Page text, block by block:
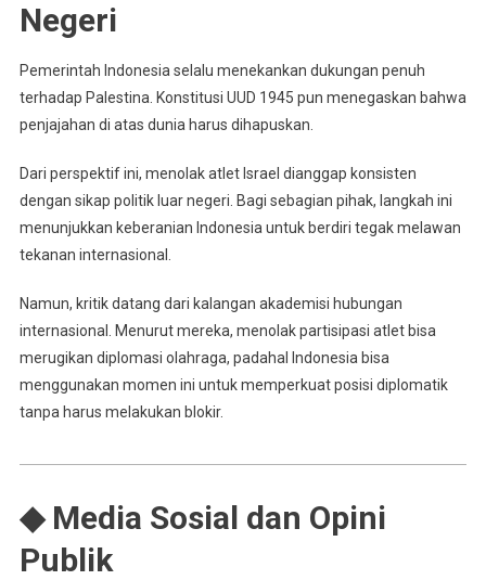
Negeri
Pemerintah Indonesia selalu menekankan dukungan penuh
terhadap Palestina. Konstitusi UUD 1945 pun menegaskan bahwa
penjajahan di atas dunia harus dihapuskan.
Dari perspektif ini, menolak atlet Israel dianggap konsisten
dengan sikap politik luar negeri. Bagi sebagian pihak, langkah ini
menunjukkan keberanian Indonesia untuk berdiri tegak melawan
tekanan internasional.
Namun, kritik datang dari kalangan akademisi hubungan
internasional. Menurut mereka, menolak partisipasi atlet bisa
merugikan diplomasi olahraga, padahal Indonesia bisa
menggunakan momen ini untuk memperkuat posisi diplomatik
tanpa harus melakukan blokir.
◆ Media Sosial dan Opini
Publik